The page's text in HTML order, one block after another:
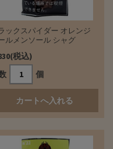
ックスパイダー オレンジ
ルメンソール シャグ
税込)
個